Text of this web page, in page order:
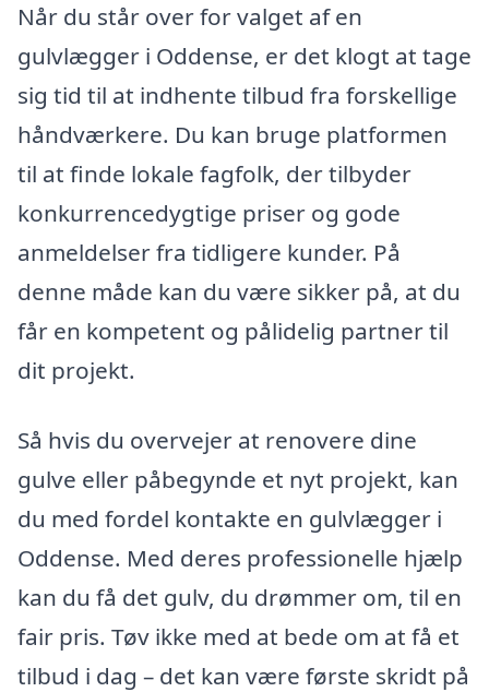
Når du står over for valget af en
gulvlægger i Oddense, er det klogt at tage
sig tid til at indhente tilbud fra forskellige
håndværkere. Du kan bruge platformen
til at finde lokale fagfolk, der tilbyder
konkurrencedygtige priser og gode
anmeldelser fra tidligere kunder. På
denne måde kan du være sikker på, at du
får en kompetent og pålidelig partner til
dit projekt.
Så hvis du overvejer at renovere dine
gulve eller påbegynde et nyt projekt, kan
du med fordel kontakte en gulvlægger i
Oddense. Med deres professionelle hjælp
kan du få det gulv, du drømmer om, til en
fair pris. Tøv ikke med at bede om at få et
tilbud i dag – det kan være første skridt på